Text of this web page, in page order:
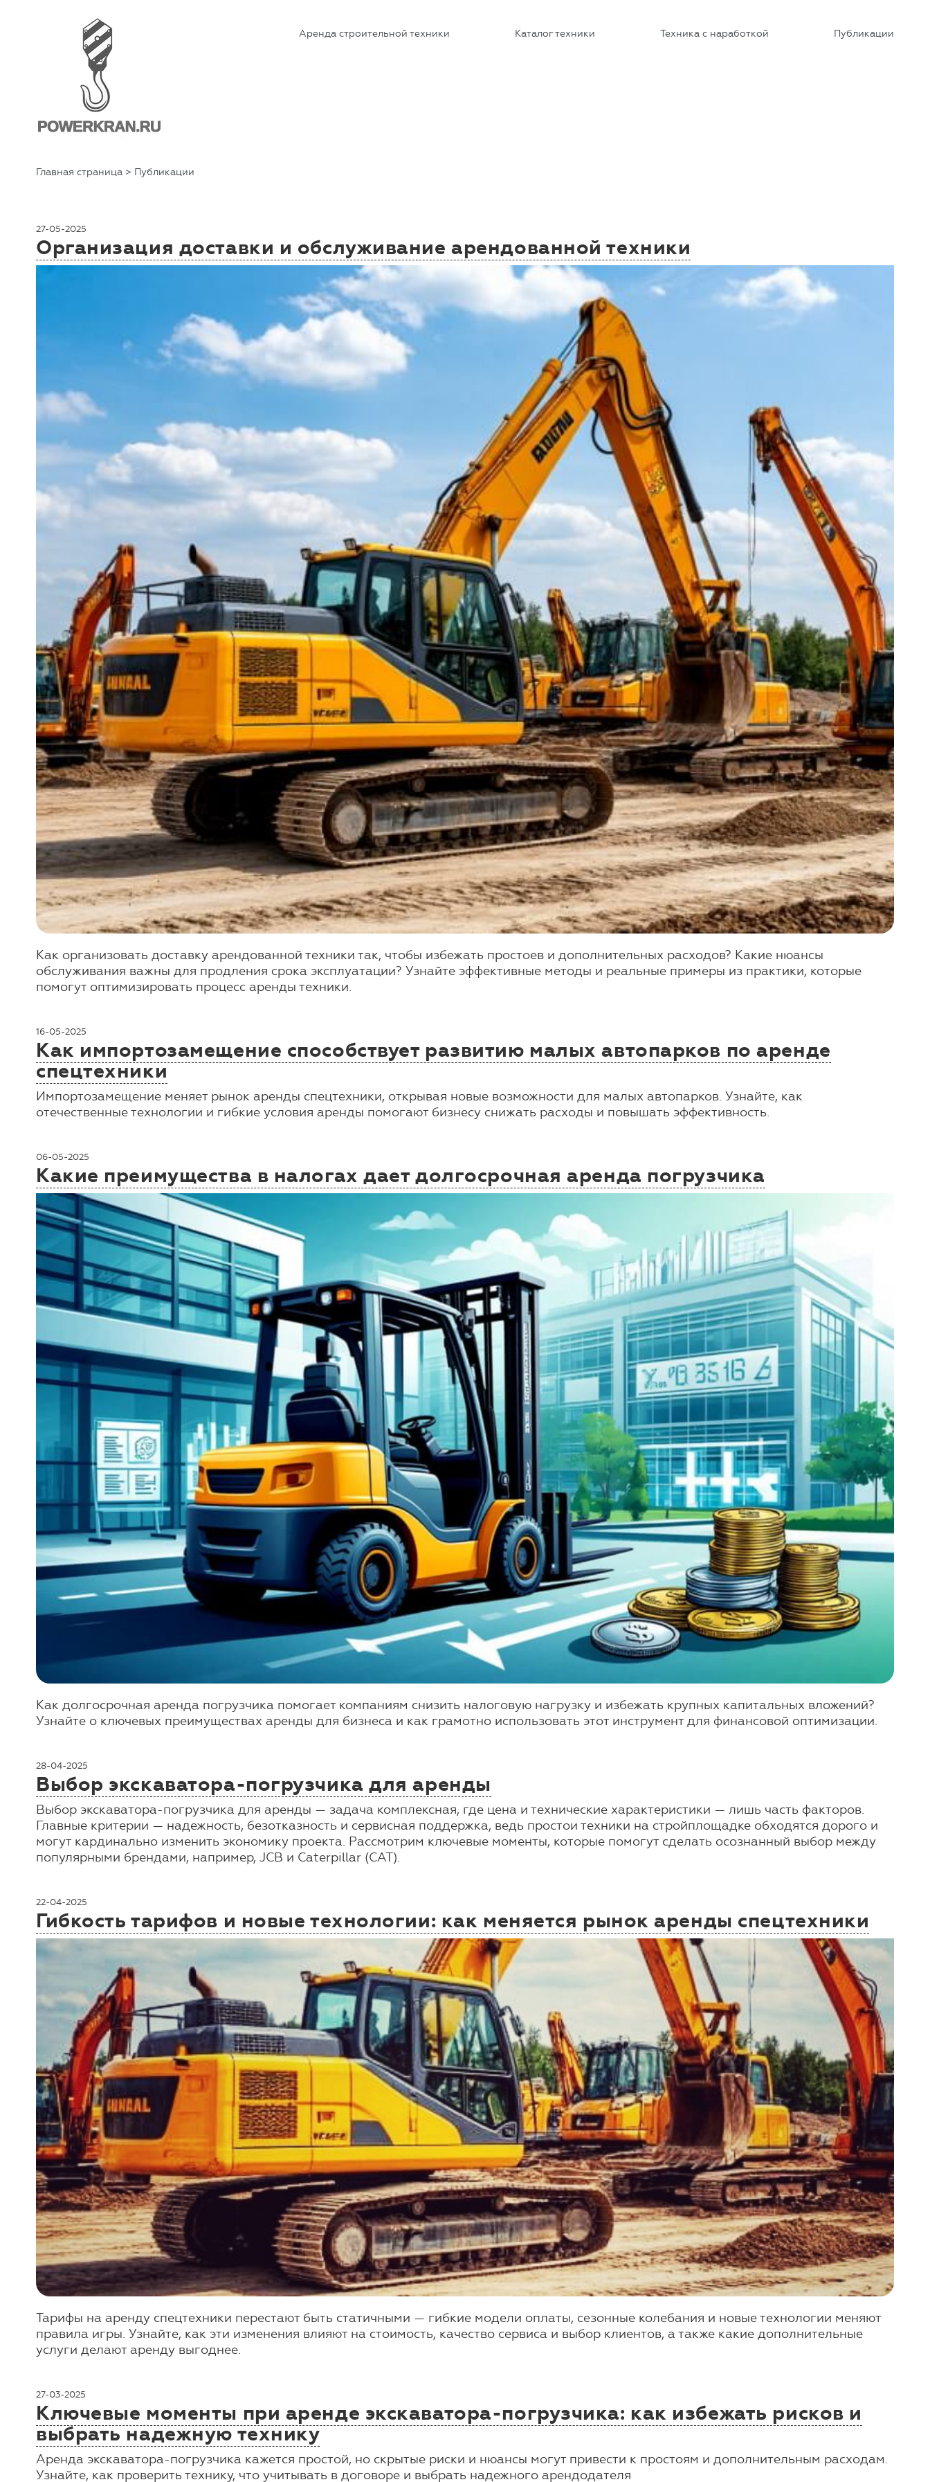
Аренда строительной техники Каталог техники Техника с наработкой Публикации
Главная страница > Публикации
27-05-2025
Организация доставки и обслуживание арендованной техники
Как организовать доставку арендованной техники так, чтобы избежать простоев и дополнительных расходов? Какие нюансы
обслуживания важны для продления срока эксплуатации? Узнайте эффективные методы и реальные примеры из практики, которые
помогут оптимизировать процесс аренды техники.
16-05-2025
Как импортозамещение способствует развитию малых автопарков по аренде
спецтехники
Импортозамещение меняет рынок аренды спецтехники, открывая новые возможности для малых автопарков. Узнайте, как
отечественные технологии и гибкие условия аренды помогают бизнесу снижать расходы и повышать эффективность.
06-05-2025
Какие преимущества в налогах дает долгосрочная аренда погрузчика
Как долгосрочная аренда погрузчика помогает компаниям снизить налоговую нагрузку и избежать крупных капитальных вложений?
Узнайте о ключевых преимуществах аренды для бизнеса и как грамотно использовать этот инструмент для финансовой оптимизации.
28-04-2025
Выбор экскаватора-погрузчика для аренды
Выбор экскаватора-погрузчика для аренды — задача комплексная, где цена и технические характеристики — лишь часть факторов.
Главные критерии — надежность, безотказность и сервисная поддержка, ведь простои техники на стройплощадке обходятся дорого и
могут кардинально изменить экономику проекта. Рассмотрим ключевые моменты, которые помогут сделать осознанный выбор между
популярными брендами, например, JCB и Caterpillar (CAT).
22-04-2025
Гибкость тарифов и новые технологии: как меняется рынок аренды спецтехники
Тарифы на аренду спецтехники перестают быть статичными — гибкие модели оплаты, сезонные колебания и новые технологии меняют
правила игры. Узнайте, как эти изменения влияют на стоимость, качество сервиса и выбор клиентов, а также какие дополнительные
услуги делают аренду выгоднее.
27-03-2025
Ключевые моменты при аренде экскаватора-погрузчика: как избежать рисков и
выбрать надежную технику
Аренда экскаватора-погрузчика кажется простой, но скрытые риски и нюансы могут привести к простоям и дополнительным расходам.
Узнайте, как проверить технику, что учитывать в договоре и выбрать надежного арендодателя